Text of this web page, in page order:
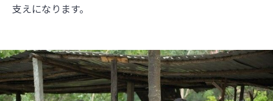
支えになります。